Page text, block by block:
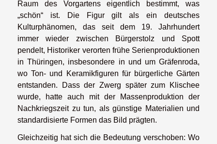
Raum des Vorgartens eigentlich bestimmt, was
„schön“ ist. Die Figur gilt als ein deutsches
Kulturphänomen, das seit dem 19. Jahrhundert
immer wieder zwischen Bürgerstolz und Spott
pendelt, Historiker verorten frühe Serienproduktionen
in Thüringen, insbesondere in und um Gräfenroda,
wo Ton- und Keramikfiguren für bürgerliche Gärten
entstanden. Dass der Zwerg später zum Klischee
wurde, hatte auch mit der Massenproduktion der
Nachkriegszeit zu tun, als günstige Materialien und
standardisierte Formen das Bild prägten.
Gleichzeitig hat sich die Bedeutung verschoben: Wo